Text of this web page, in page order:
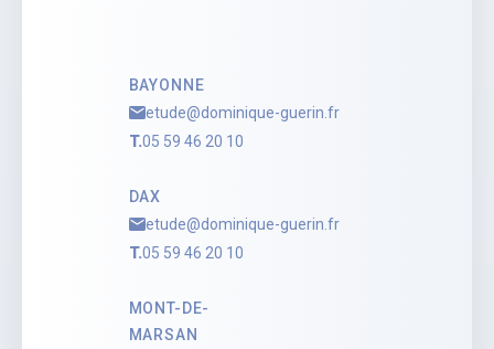
BAYONNE
etude@dominique-guerin.fr
T.05 59 46 20 10
DAX
etude@dominique-guerin.fr
T.05 59 46 20 10
MONT-DE-
MARSAN